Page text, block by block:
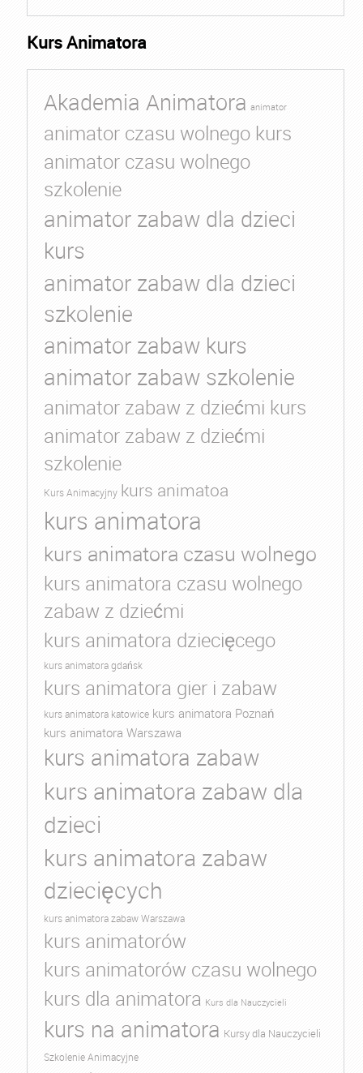
Kurs Animatora
Akademia Animatora animator
animator czasu wolnego kurs
animator czasu wolnego
szkolenie
animator zabaw dla dzieci
kurs
animator zabaw dla dzieci
szkolenie
animator zabaw kurs
animator zabaw szkolenie
animator zabaw z dziećmi kurs
animator zabaw z dziećmi
szkolenie
Kurs Animacyjny kurs animatoa
kurs animatora
kurs animatora czasu wolnego
kurs animatora czasu wolnego
zabaw z dziećmi
kurs animatora dziecięcego
kurs animatora gdańsk
kurs animatora gier i zabaw
kurs animatora katowice kurs animatora Poznań
kurs animatora Warszawa
kurs animatora zabaw
kurs animatora zabaw dla
dzieci
kurs animatora zabaw
dziecięcych
kurs animatora zabaw Warszawa
kurs animatorów
kurs animatorów czasu wolnego
kurs dla animatora Kurs dla Nauczycieli
kurs na animatora Kursy dla Nauczycieli
Szkolenie Animacyjne